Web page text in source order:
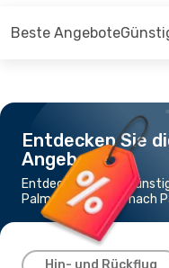
Beste Angebote
Entdecken Sie
Angebote
Entdecken Sie die
Palma de Mallorca nach
Hin- und Rückflug